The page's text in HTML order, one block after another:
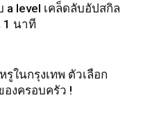
a level เคล็ดลับอัปสกิล
1 นาที
ในกรุงเทพ ตัวเลือก
งครอบครัว !